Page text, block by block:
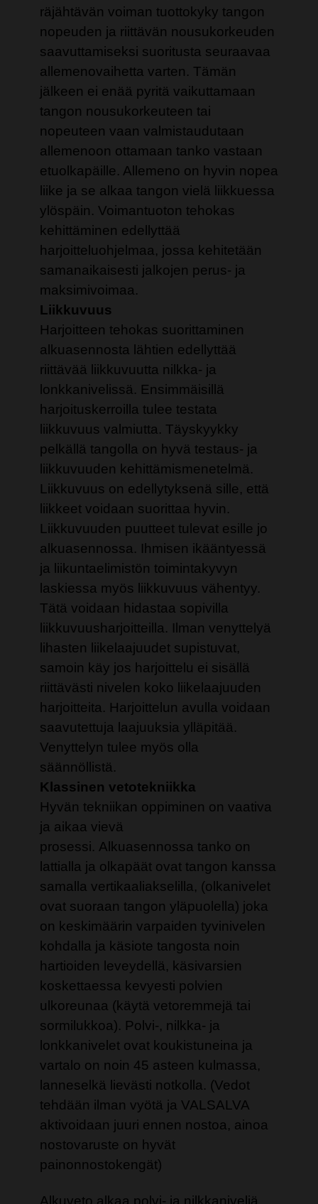
räjähtävän voiman tuottokyky tangon
nopeuden ja riittävän nousukorkeuden
saavuttamiseksi suoritusta seuraavaa
allemenovaihetta varten. Tämän
jälkeen ei enää pyritä vaikuttamaan
tangon nousukorkeuteen tai
nopeuteen vaan valmistaudutaan
allemenoon ottamaan tanko vastaan
etuolkapäille. Allemeno on hyvin nopea
liike ja se alkaa tangon vielä liikkuessa
ylöspäin. Voimantuoton tehokas
kehittäminen edellyttää
harjoitteluohjelmaa, jossa kehitetään
samanaikaisesti jalkojen perus- ja
maksimivoimaa.
Liikkuvuus
Harjoitteen tehokas suorittaminen
alkuasennosta lähtien edellyttää
riittävää liikkuvuutta nilkka- ja
lonkkanivelissä. Ensimmäisillä
harjoituskerroilla tulee testata
liikkuvuus valmiutta. Täyskyykky
pelkällä tangolla on hyvä testaus- ja
liikkuvuuden kehittämismenetelmä.
Liikkuvuus on edellytyksenä sille, että
liikkeet voidaan suorittaa hyvin.
Liikkuvuuden puutteet tulevat esille jo
alkuasennossa. Ihmisen ikääntyessä
ja liikuntaelimistön toimintakyvyn
laskiessa myös liikkuvuus vähentyy.
Tätä voidaan hidastaa sopivilla
liikkuvuusharjoitteilla. Ilman venyttelyä
lihasten liikelaajuudet supistuvat,
samoin käy jos harjoittelu ei sisällä
riittävästi nivelen koko liikelaajuuden
harjoitteita. Harjoittelun avulla voidaan
saavutettuja laajuuksia ylläpitää.
Venyttelyn tulee myös olla
säännöllistä.
Klassinen vetotekniikka
Hyvän tekniikan oppiminen on vaativa
ja aikaa vievä
prosessi. Alkuasennossa tanko on
lattialla ja olkapäät ovat tangon kanssa
samalla vertikaaliakselilla, (olkanivelet
ovat suoraan tangon yläpuolella) joka
on keskimäärin varpaiden tyvinivelen
kohdalla ja käsiote tangosta noin
hartioiden leveydellä, käsivarsien
koskettaessa kevyesti polvien
ulkoreunaa (käytä vetoremmejä tai
sormilukkoa). Polvi-, nilkka- ja
lonkkanivelet ovat koukistuneina ja
vartalo on noin 45 asteen kulmassa,
lanneselkä lievästi notkolla. (Vedot
tehdään ilman vyötä ja VALSALVA
aktivoidaan juuri ennen nostoa, ainoa
nostovaruste on hyvät
painonnostokengät)
Alkuveto alkaa polvi- ja nilkkaniveliä